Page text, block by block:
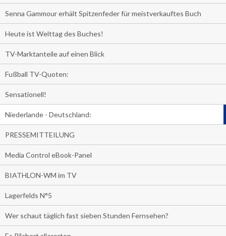
Senna Gammour erhält Spitzenfeder für meistverkauftes Buch
Heute ist Welttag des Buches!
TV-Marktanteile auf einen Blick
Fußball TV-Quoten:
Sensationell!
Niederlande - Deutschland:
PRESSEMITTEILUNG
Media Control eBook-Panel
BIATHLON-WM im TV
Lagerfelds N°5
Wer schaut täglich fast sieben Stunden Fernsehen?